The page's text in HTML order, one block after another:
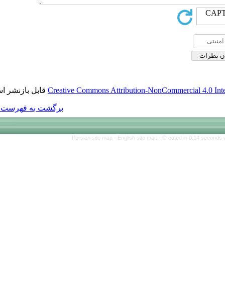
Creative Commonsقابل بازنشر است.
Persian site map